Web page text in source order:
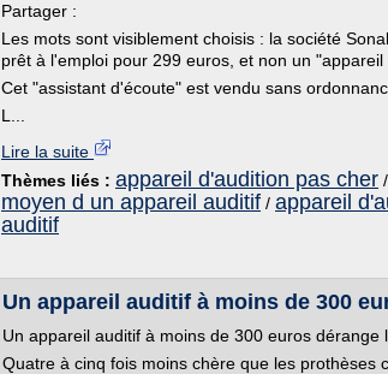
Partager :
Les mots sont visiblement choisis : la société
prêt à l'emploi pour 299 euros, et non un "appareil
Cet "assistant d'écoute" est vendu sans
L...
Lire la suite
Thèmes liés : appareil d'audition pas cher /
moyen d un appareil auditif / appareil
auditif
Un appareil auditif à moins de 300
Un appareil auditif à moins de 300 euros
Quatre à cinq fois moins chère que les prothèses